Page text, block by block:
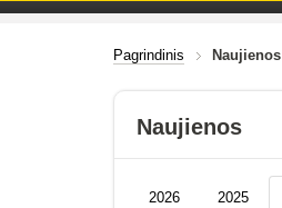
Pagrindinis Naujienos
Naujienos
2026 2025